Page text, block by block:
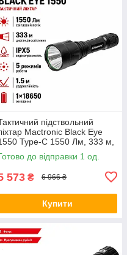
підствольний
Mactronic Black Eye
Type-C 1550 Лм, 333 м,
18650, IPX5,
до відправки 1 од.
573 ₴ 6 966 ₴
Купити